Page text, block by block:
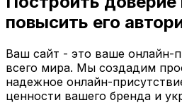
повысить его
Ваш сайт - это ваше онлайн-
всего мира. Мы создадим
надежное онлайн-
ценности вашего бренда и